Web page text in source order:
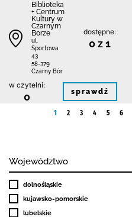
Biblioteka
+ Centrum
Kultury w
Czarnym
Borze
ul.
Sportowa
43
58-379
Czarny Bór
dostępne:
0 z 1
w czytelni:
0 sprawdź
1 2 3 4 5 6
Województwo
dolnośląskie
kujawsko-pomorskie
lubelskie